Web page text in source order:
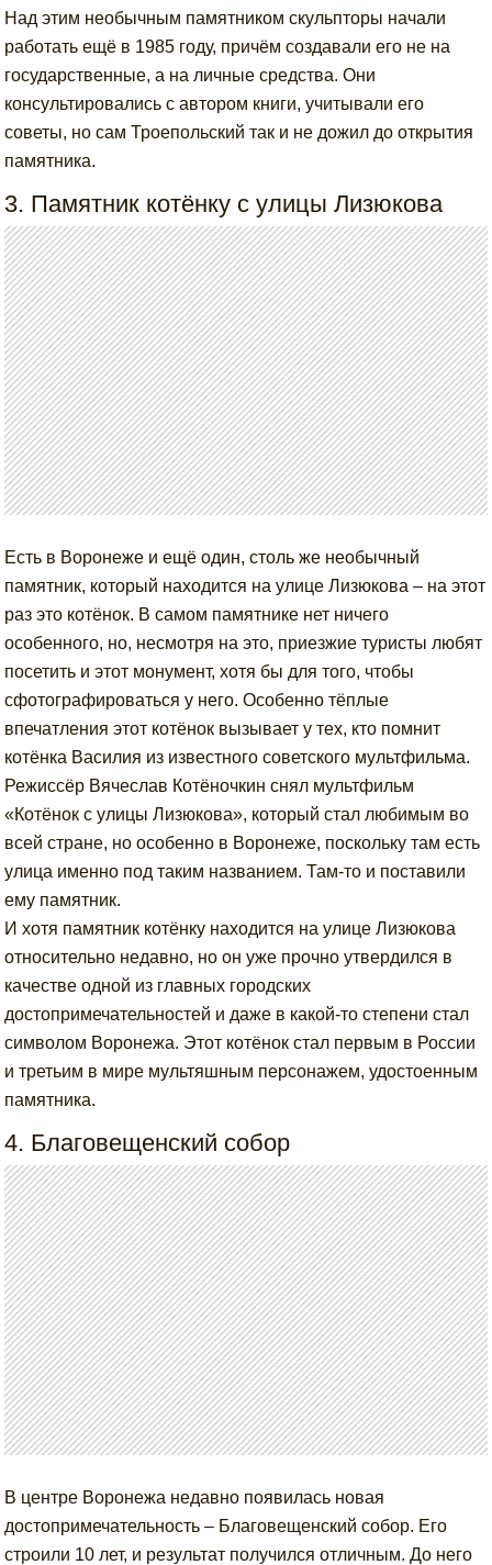
Над этим необычным памятником скульпторы начали
работать ещё в 1985 году, причём создавали его не на
государственные, а на личные средства. Они
консультировались с автором книги, учитывали его
советы, но сам Троепольский так и не дожил до открытия
памятника.
3. Памятник котёнку с улицы Лизюкова
Есть в Воронеже и ещё один, столь же необычный
памятник, который находится на улице Лизюкова – на этот
раз это котёнок. В самом памятнике нет ничего
особенного, но, несмотря на это, приезжие туристы любят
посетить и этот монумент, хотя бы для того, чтобы
сфотографироваться у него. Особенно тёплые
впечатления этот котёнок вызывает у тех, кто помнит
котёнка Василия из известного советского мультфильма.
Режиссёр Вячеслав Котёночкин снял мультфильм
«Котёнок с улицы Лизюкова», который стал любимым во
всей стране, но особенно в Воронеже, поскольку там есть
улица именно под таким названием. Там-то и поставили
ему памятник.
И хотя памятник котёнку находится на улице Лизюкова
относительно недавно, но он уже прочно утвердился в
качестве одной из главных городских
достопримечательностей и даже в какой-то степени стал
символом Воронежа. Этот котёнок стал первым в России
и третьим в мире мультяшным персонажем, удостоенным
памятника.
4. Благовещенский собор
В центре Воронежа недавно появилась новая
достопримечательность – Благовещенский собор. Его
строили 10 лет, и результат получился отличным. До него